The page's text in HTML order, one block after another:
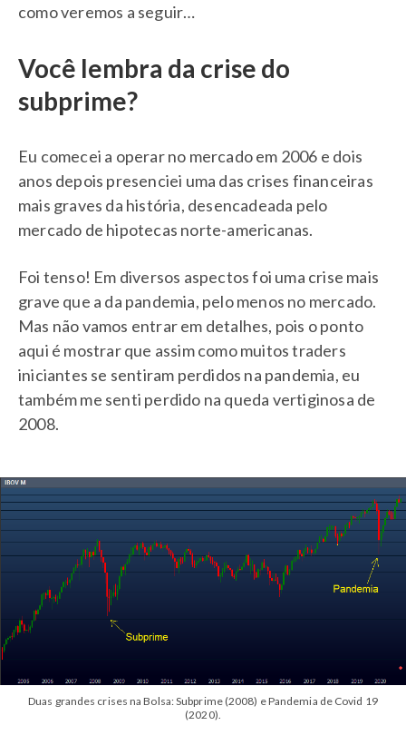
como veremos a seguir…
Você lembra da crise do
subprime?
Eu comecei a operar no mercado em 2006 e dois
anos depois presenciei uma das crises financeiras
mais graves da história, desencadeada pelo
mercado de hipotecas norte-americanas.
Foi tenso! Em diversos aspectos foi uma crise mais
grave que a da pandemia, pelo menos no mercado.
Mas não vamos entrar em detalhes, pois o ponto
aqui é mostrar que assim como muitos traders
iniciantes se sentiram perdidos na pandemia, eu
também me senti perdido na queda vertiginosa de
2008.
Duas grandes crises na Bolsa: Subprime (2008) e Pandemia de Covid 19
(2020).